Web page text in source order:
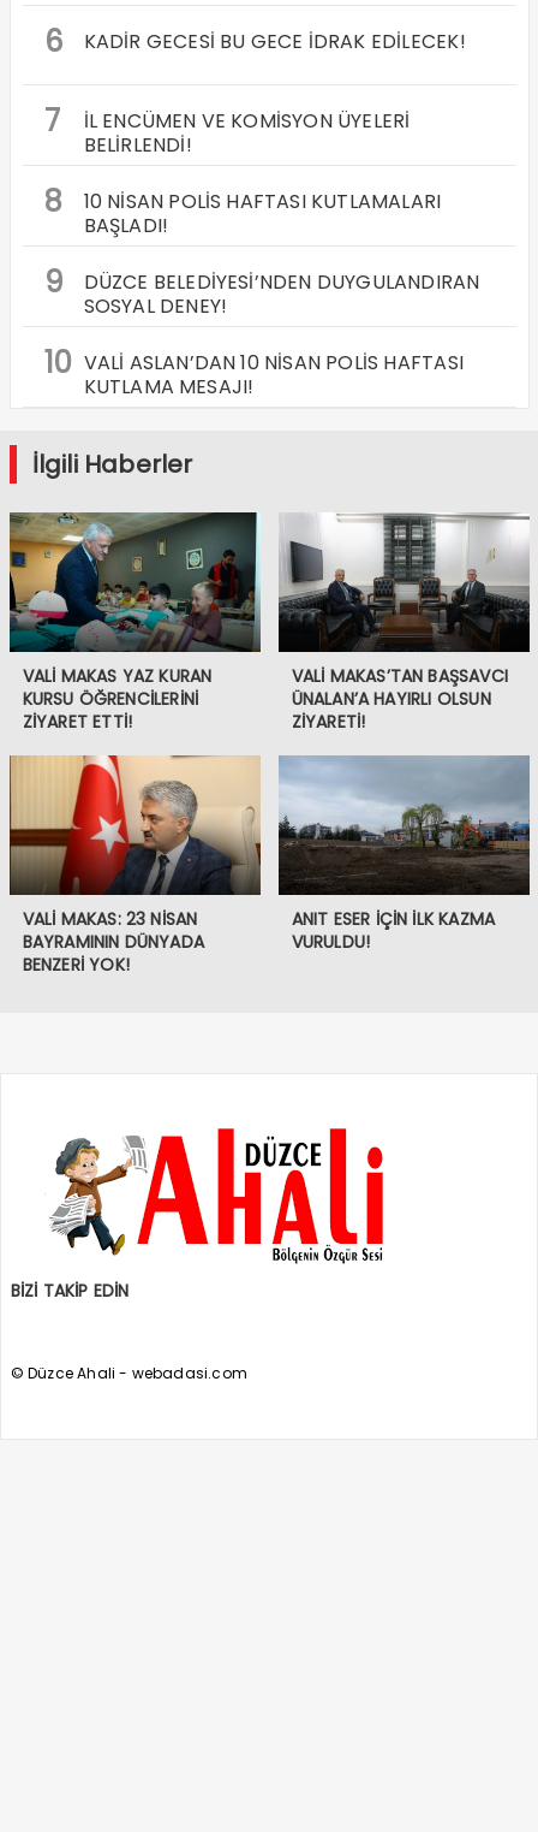
6 KADİR GECESİ BU GECE İDRAK EDİLECEK!
7
İL ENCÜMEN VE KOMİSYON ÜYELERİ
BELİRLENDİ!
8
10 NİSAN POLİS HAFTASI KUTLAMALARI
BAŞLADI!
9
DÜZCE BELEDİYESİ’NDEN DUYGULANDIRAN
SOSYAL DENEY!
10 VALİ ASLAN’DAN 10 NİSAN POLİS HAFTASI
KUTLAMA MESAJI!
İlgili Haberler
VALİ MAKAS YAZ KURAN
KURSU ÖĞRENCİLERİNİ
ZİYARET ETTİ!
VALİ MAKAS’TAN BAŞSAVCI
ÜNALAN’A HAYIRLI OLSUN
ZİYARETİ!
VALİ MAKAS: 23 NİSAN
BAYRAMININ DÜNYADA
BENZERİ YOK!
ANIT ESER İÇİN İLK KAZMA
VURULDU!
BİZİ TAKİP EDİN
© Düzce Ahali - webadasi.com